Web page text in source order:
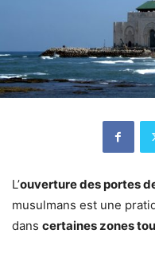
L’ouverture des portes
musulmans est une
dans certaines zones